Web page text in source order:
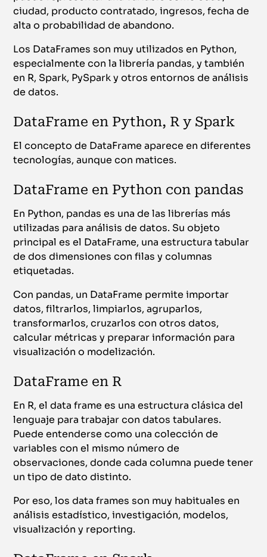
ciudad, producto contratado, ingresos, fecha de
alta o probabilidad de abandono.
Los DataFrames son muy utilizados en Python,
especialmente con la librería pandas, y también
en R, Spark, PySpark y otros entornos de análisis
de datos.
DataFrame en Python, R y Spark
El concepto de DataFrame aparece en diferentes
tecnologías, aunque con matices.
DataFrame en Python con pandas
En Python, pandas es una de las librerías más
utilizadas para análisis de datos. Su objeto
principal es el DataFrame, una estructura tabular
de dos dimensiones con filas y columnas
etiquetadas.
Con pandas, un DataFrame permite importar
datos, filtrarlos, limpiarlos, agruparlos,
transformarlos, cruzarlos con otros datos,
calcular métricas y preparar información para
visualización o modelización.
DataFrame en R
En R, el data frame es una estructura clásica del
lenguaje para trabajar con datos tabulares.
Puede entenderse como una colección de
variables con el mismo número de
observaciones, donde cada columna puede tener
un tipo de dato distinto.
Por eso, los data frames son muy habituales en
análisis estadístico, investigación, modelos,
visualización y reporting.